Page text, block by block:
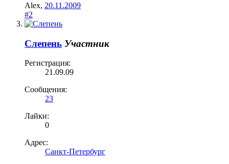
Alex, 20.11.2009
#2
Слепень Участник
Регистрация:
21.09.09
Сообщения:
23
Лайки:
0
Адрес:
Санкт-Петербург